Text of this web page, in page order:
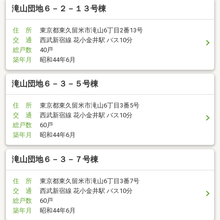
滝山団地６－２－１３号棟
住 所
東京都東久留米市滝山6丁目2番13号
交 通
西武新宿線 花小金井駅 バス10分
総戸数
40戸
築年月
昭和44年6月
滝山団地６－３－５号棟
住 所
東京都東久留米市滝山6丁目3番5号
交 通
西武新宿線 花小金井駅 バス10分
総戸数
60戸
築年月
昭和44年6月
滝山団地６－３－７号棟
住 所
東京都東久留米市滝山6丁目3番7号
交 通
西武新宿線 花小金井駅 バス10分
総戸数
60戸
築年月
昭和44年6月